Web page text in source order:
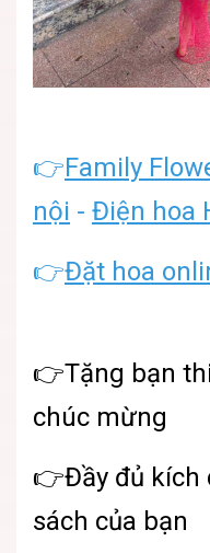
👉Family
nội - Điện hoa
👉Đặt hoa
👉Tặng bạn
chúc mừng
👉Đầy đủ kích
sách của bạn